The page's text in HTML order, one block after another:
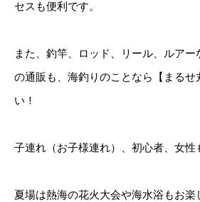
セスも便利です。
また、釣竿、ロッド、リール、ルア
の通販も、海釣りのことなら【まるせ
い！
子連れ（お子様連れ）、初心者、女性
夏場は熱海の花火大会や海水浴もお楽